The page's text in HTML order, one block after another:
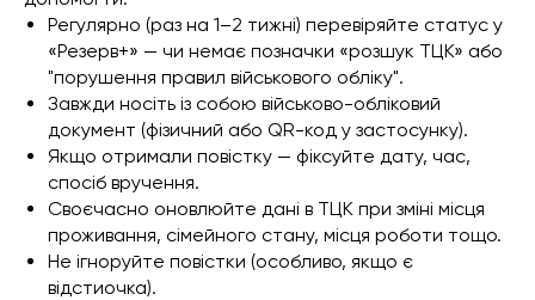
Регулярно (раз на 1–2 тижні) перевіряйте статус у
«Резерв+» — чи немає позначки «розшук ТЦК» або
"порушення правил військового обліку".
Завжди носіть із собою військово-обліковий
документ (фізичний або QR-код у застосунку).
Якщо отримали повістку — фіксуйте дату, час,
спосіб вручення.
Своєчасно оновлюйте дані в ТЦК при зміні місця
проживання, сімейного стану, місця роботи тощо.
Не ігноруйте повістки (особливо, якщо є
відстиочка).